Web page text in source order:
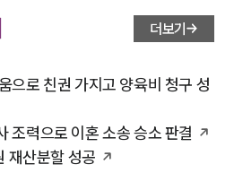
더보기
으로 친권 가지고 양육비 청구 성
조력으로 이혼 소송 승소 판결
재산분할 성공